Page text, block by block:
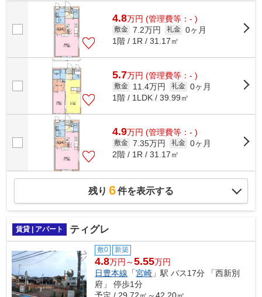
4.8万円 (管理費等：- )
敷金 7.2万円 礼金 0ヶ月
1階 / 1R / 31.17㎡
5.7万円 (管理費等：- )
敷金 11.4万円 礼金 0ヶ月
1階 / 1LDK / 39.99㎡
4.9万円 (管理費等：- )
敷金 7.35万円 礼金 0ヶ月
2階 / 1R / 31.17㎡
残り 6件を表示する
賃貸 | アパート ティグレ
敷0 新築
4.8万円～5.55万円
日豊本線 「宮崎 」駅 バス17分 「西新別
府」 停歩1分